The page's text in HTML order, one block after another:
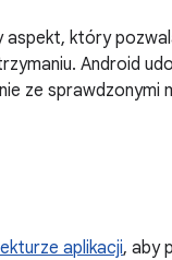
który
Android
ze sprawdzonymi
aplikacji, aby